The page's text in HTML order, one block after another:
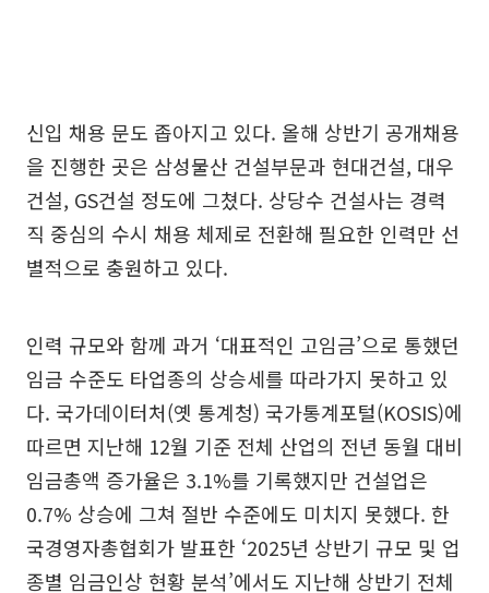
신입 채용 문도 좁아지고 있다. 올해 상반기 공개채용
을 진행한 곳은 삼성물산 건설부문과 현대건설, 대우
건설, GS건설 정도에 그쳤다. 상당수 건설사는 경력
직 중심의 수시 채용 체제로 전환해 필요한 인력만 선
별적으로 충원하고 있다.
인력 규모와 함께 과거 ‘대표적인 고임금’으로 통했던
임금 수준도 타업종의 상승세를 따라가지 못하고 있
다. 국가데이터처(옛 통계청) 국가통계포털(KOSIS)에
따르면 지난해 12월 기준 전체 산업의 전년 동월 대비
임금총액 증가율은 3.1%를 기록했지만 건설업은
0.7% 상승에 그쳐 절반 수준에도 미치지 못했다. 한
국경영자총협회가 발표한 ‘2025년 상반기 규모 및 업
종별 임금인상 현황 분석’에서도 지난해 상반기 전체